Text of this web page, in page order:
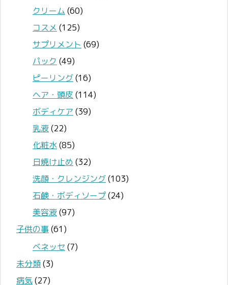
クリーム (60)
コスメ (125)
サプリメント (69)
パック (49)
ピーリング(16)
ヘア・頭皮 (114)
ボディケア (39)
乳液(22)
化粧水(85)
日焼け止め (32)
洗顔・クレンジング(103)
石鹸・ボディソープ(24)
美容液(97)
子供の事 (61)
ベネッセ (7)
未分類(3)
病気(27)